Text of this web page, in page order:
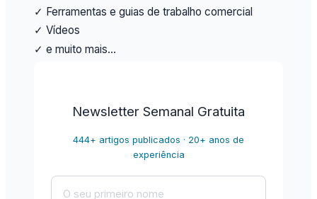
✓ Ferramentas e guias de trabalho comercial
✓ Vídeos
✓ e muito mais…
Newsletter Semanal Gratuita
444+ artigos publicados · 20+ anos de
experiência